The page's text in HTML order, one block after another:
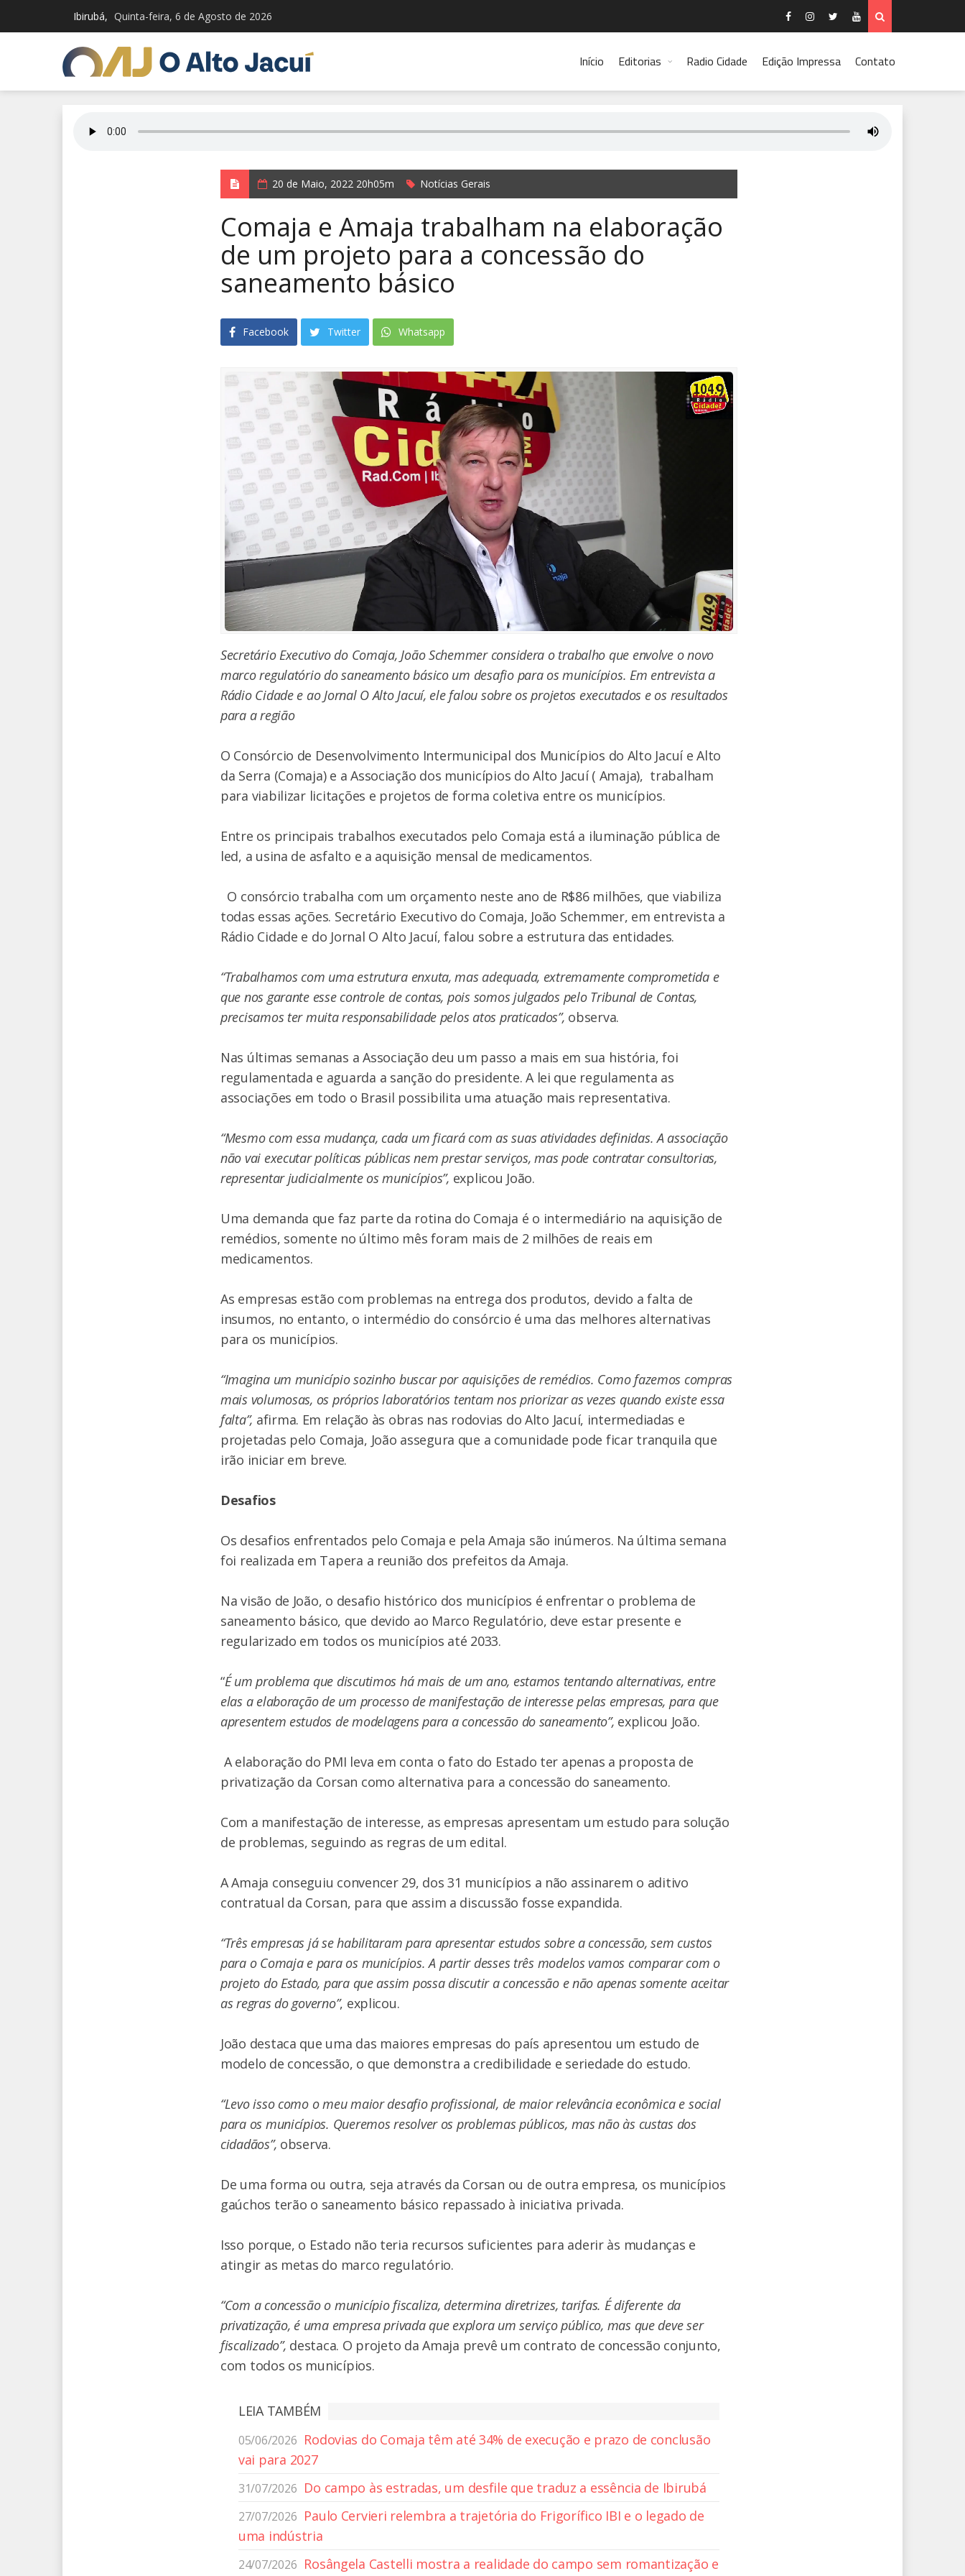
Ibirubá, Quinta-feira, 6 de Agosto de 2026
Início Editorias Radio Cidade Edição Impressa Contato
20 de Maio, 2022 20h05m Notícias Gerais
Comaja e Amaja trabalham na elaboração
de um projeto para a concessão do
saneamento básico
Facebook Twitter Whatsapp
Secretário Executivo do Comaja, João Schemmer considera o trabalho que envolve o novo
marco regulatório do saneamento básico um desafio para os municípios. Em entrevista a
Rádio Cidade e ao Jornal O Alto Jacuí, ele falou sobre os projetos executados e os resultados
para a região
O Consórcio de Desenvolvimento Intermunicipal dos Municípios do Alto Jacuí e Alto
da Serra (Comaja) e a Associação dos municípios do Alto Jacuí ( Amaja), trabalham
para viabilizar licitações e projetos de forma coletiva entre os municípios.
Entre os principais trabalhos executados pelo Comaja está a iluminação pública de
led, a usina de asfalto e a aquisição mensal de medicamentos.
O consórcio trabalha com um orçamento neste ano de R$86 milhões, que viabiliza
todas essas ações. Secretário Executivo do Comaja, João Schemmer, em entrevista a
Rádio Cidade e do Jornal O Alto Jacuí, falou sobre a estrutura das entidades.
“Trabalhamos com uma estrutura enxuta, mas adequada, extremamente comprometida e
que nos garante esse controle de contas, pois somos julgados pelo Tribunal de Contas,
precisamos ter muita responsabilidade pelos atos praticados”, observa.
Nas últimas semanas a Associação deu um passo a mais em sua história, foi
regulamentada e aguarda a sanção do presidente. A lei que regulamenta as
associações em todo o Brasil possibilita uma atuação mais representativa.
“Mesmo com essa mudança, cada um ficará com as suas atividades definidas. A associação
não vai executar políticas públicas nem prestar serviços, mas pode contratar consultorias,
representar judicialmente os municípios”, explicou João.
Uma demanda que faz parte da rotina do Comaja é o intermediário na aquisição de
remédios, somente no último mês foram mais de 2 milhões de reais em
medicamentos.
As empresas estão com problemas na entrega dos produtos, devido a falta de
insumos, no entanto, o intermédio do consórcio é uma das melhores alternativas
para os municípios.
“Imagina um município sozinho buscar por aquisições de remédios. Como fazemos compras
mais volumosas, os próprios laboratórios tentam nos priorizar as vezes quando existe essa
falta”, afirma. Em relação às obras nas rodovias do Alto Jacuí, intermediadas e
projetadas pelo Comaja, João assegura que a comunidade pode ficar tranquila que
irão iniciar em breve.
Desafios
Os desafios enfrentados pelo Comaja e pela Amaja são inúmeros. Na última semana
foi realizada em Tapera a reunião dos prefeitos da Amaja.
Na visão de João, o desafio histórico dos municípios é enfrentar o problema de
saneamento básico, que devido ao Marco Regulatório, deve estar presente e
regularizado em todos os municípios até 2033.
“É um problema que discutimos há mais de um ano, estamos tentando alternativas, entre
elas a elaboração de um processo de manifestação de interesse pelas empresas, para que
apresentem estudos de modelagens para a concessão do saneamento”, explicou João.
A elaboração do PMI leva em conta o fato do Estado ter apenas a proposta de
privatização da Corsan como alternativa para a concessão do saneamento.
Com a manifestação de interesse, as empresas apresentam um estudo para solução
de problemas, seguindo as regras de um edital.
A Amaja conseguiu convencer 29, dos 31 municípios a não assinarem o aditivo
contratual da Corsan, para que assim a discussão fosse expandida.
“Três empresas já se habilitaram para apresentar estudos sobre a concessão, sem custos
para o Comaja e para os municípios. A partir desses três modelos vamos comparar com o
projeto do Estado, para que assim possa discutir a concessão e não apenas somente aceitar
as regras do governo”, explicou.
João destaca que uma das maiores empresas do país apresentou um estudo de
modelo de concessão, o que demonstra a credibilidade e seriedade do estudo.
“Levo isso como o meu maior desafio profissional, de maior relevância econômica e social
para os municípios. Queremos resolver os problemas públicos, mas não às custas dos
cidadãos”, observa.
De uma forma ou outra, seja através da Corsan ou de outra empresa, os municípios
gaúchos terão o saneamento básico repassado à iniciativa privada.
Isso porque, o Estado não teria recursos suficientes para aderir às mudanças e
atingir as metas do marco regulatório.
“Com a concessão o município fiscaliza, determina diretrizes, tarifas. É diferente da
privatização, é uma empresa privada que explora um serviço público, mas que deve ser
fiscalizado”, destaca. O projeto da Amaja prevê um contrato de concessão conjunto,
com todos os municípios.
LEIA TAMBÉM
05/06/2026 Rodovias do Comaja têm até 34% de execução e prazo de conclusão
vai para 2027
31/07/2026 Do campo às estradas, um desfile que traduz a essência de Ibirubá
27/07/2026 Paulo Cervieri relembra a trajetória do Frigorífico IBI e o legado de
uma indústria
24/07/2026 Rosângela Castelli mostra a realidade do campo sem romantização e